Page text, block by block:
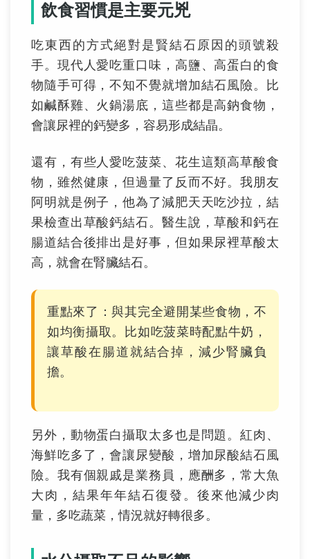
飲食習慣是主要元兇
吃東西的方式絕對是賢結石原因的頭號殺
手。現代人愛吃重口味，高鹽、高蛋白的食
物隨手可得，不知不覺就增加結石風險。比
如鹹酥雞、火鍋湯底，這些都是高鈉食物，
會讓尿裡的鈣變多，容易形成結晶。
還有，有些人愛吃菠菜、花生這類高草酸食
物，雖然健康，但過量了反而不好。我朋友
阿明就是例子，他為了減肥天天吃沙拉，結
果檢查出草酸鈣結石。醫生說，草酸和鈣在
腸道結合後排出是好事，但如果尿裡草酸太
高，就會在腎臟結石。
重點來了：與其完全避開某些食物，不
如均衡攝取。比如吃菠菜時配點牛奶，
讓草酸在腸道就結合掉，減少腎臟負
擔。
另外，動物蛋白攝取太多也是問題。紅肉、
海鮮吃多了，會讓尿變酸，增加尿酸結石風
險。我有個親戚是業務員，應酬多，常大魚
大肉，結果年年結石復發。後來他減少肉
量，多吃蔬菜，情況就好轉很多。